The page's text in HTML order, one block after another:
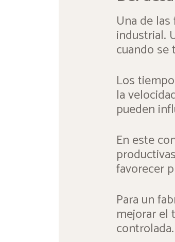
Una de
industrial.
cuando se
Los
la
pueden
En este
favorecer
Para un
mejorar el
controlada.